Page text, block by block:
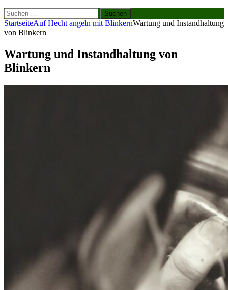
Suchen
nach:
StartseiteAuf Hecht angeln mit BlinkernWartung und Instandhaltung
von Blinkern
Wartung und Instandhaltung von
Blinkern